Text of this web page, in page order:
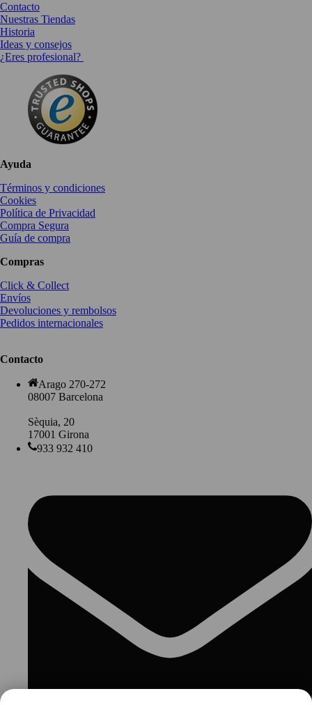
Contacto
Nuestras Tiendas
Historia
Ideas y consejos
¿Eres profesional?
Ayuda
Términos y condiciones
Cookies
Política de Privacidad
Compra Segura
Guía de compra
Compras
Click & Collect
Envíos
Devoluciones y rembolsos
Pedidos internacionales
Contacto
Arago 270-272
08007 Barcelona
Sèquia, 20
17001 Girona
933 932 410